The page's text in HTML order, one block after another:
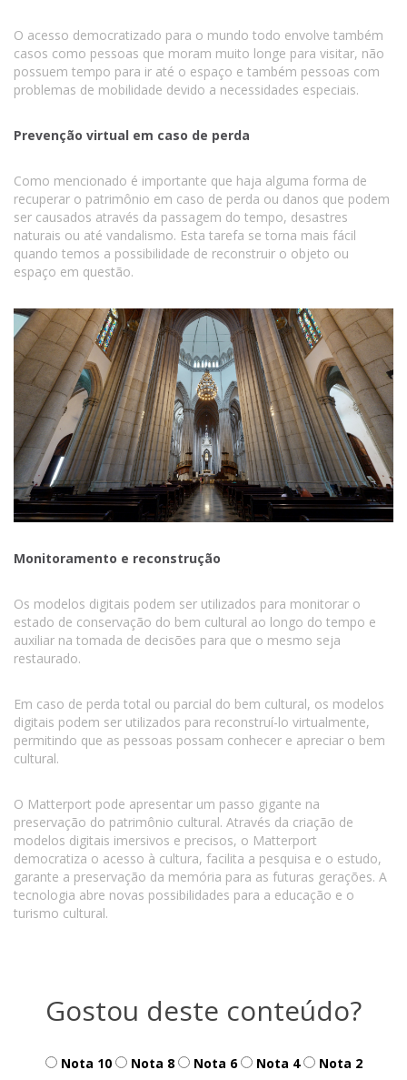
O acesso democratizado para o mundo todo envolve também
casos como pessoas que moram muito longe para visitar, não
possuem tempo para ir até o espaço e também pessoas com
problemas de mobilidade devido a necessidades especiais.
Prevenção virtual em caso de perda
Como mencionado é importante que haja alguma forma de
recuperar o patrimônio em caso de perda ou danos que podem
ser causados através da passagem do tempo, desastres
naturais ou até vandalismo. Esta tarefa se torna mais fácil
quando temos a possibilidade de reconstruir o objeto ou
espaço em questão.
Monitoramento e reconstrução
Os modelos digitais podem ser utilizados para monitorar o
estado de conservação do bem cultural ao longo do tempo e
auxiliar na tomada de decisões para que o mesmo seja
restaurado.
Em caso de perda total ou parcial do bem cultural, os modelos
digitais podem ser utilizados para reconstruí-lo virtualmente,
permitindo que as pessoas possam conhecer e apreciar o bem
cultural.
O Matterport pode apresentar um passo gigante na
preservação do patrimônio cultural. Através da criação de
modelos digitais imersivos e precisos, o Matterport
democratiza o acesso à cultura, facilita a pesquisa e o estudo,
garante a preservação da memória para as futuras gerações. A
tecnologia abre novas possibilidades para a educação e o
turismo cultural.
Gostou deste conteúdo?
Nota 10 Nota 8 Nota 6 Nota 4 Nota 2